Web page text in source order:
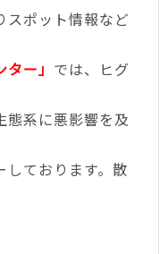
スポット情報など
ー」 では、ヒグ
態系に悪影響を及
しております。散